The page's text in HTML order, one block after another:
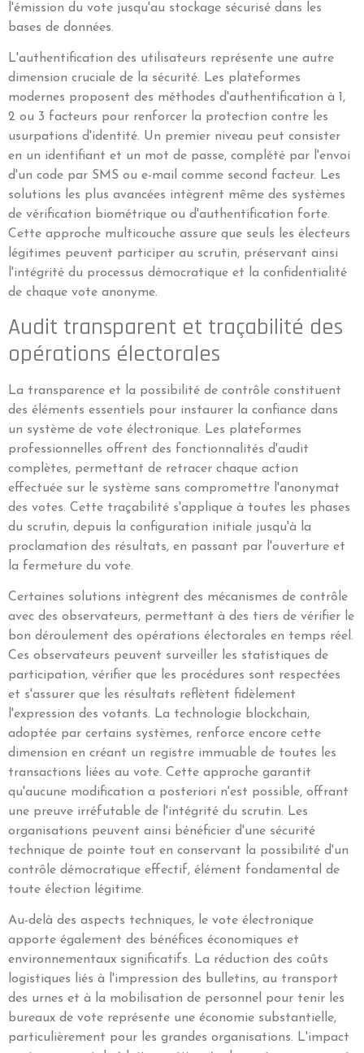
l'émission du vote jusqu'au stockage sécurisé dans les
bases de données.
L'authentification des utilisateurs représente une autre
dimension cruciale de la sécurité. Les plateformes
modernes proposent des méthodes d'authentification à 1,
2 ou 3 facteurs pour renforcer la protection contre les
usurpations d'identité. Un premier niveau peut consister
en un identifiant et un mot de passe, complété par l'envoi
d'un code par SMS ou e-mail comme second facteur. Les
solutions les plus avancées intègrent même des systèmes
de vérification biométrique ou d'authentification forte.
Cette approche multicouche assure que seuls les électeurs
légitimes peuvent participer au scrutin, préservant ainsi
l'intégrité du processus démocratique et la confidentialité
de chaque vote anonyme.
Audit transparent et traçabilité des
opérations électorales
La transparence et la possibilité de contrôle constituent
des éléments essentiels pour instaurer la confiance dans
un système de vote électronique. Les plateformes
professionnelles offrent des fonctionnalités d'audit
complètes, permettant de retracer chaque action
effectuée sur le système sans compromettre l'anonymat
des votes. Cette traçabilité s'applique à toutes les phases
du scrutin, depuis la configuration initiale jusqu'à la
proclamation des résultats, en passant par l'ouverture et
la fermeture du vote.
Certaines solutions intègrent des mécanismes de contrôle
avec des observateurs, permettant à des tiers de vérifier le
bon déroulement des opérations électorales en temps réel.
Ces observateurs peuvent surveiller les statistiques de
participation, vérifier que les procédures sont respectées
et s'assurer que les résultats reflètent fidèlement
l'expression des votants. La technologie blockchain,
adoptée par certains systèmes, renforce encore cette
dimension en créant un registre immuable de toutes les
transactions liées au vote. Cette approche garantit
qu'aucune modification a posteriori n'est possible, offrant
une preuve irréfutable de l'intégrité du scrutin. Les
organisations peuvent ainsi bénéficier d'une sécurité
technique de pointe tout en conservant la possibilité d'un
contrôle démocratique effectif, élément fondamental de
toute élection légitime.
Au-delà des aspects techniques, le vote électronique
apporte également des bénéfices économiques et
environnementaux significatifs. La réduction des coûts
logistiques liés à l'impression des bulletins, au transport
des urnes et à la mobilisation de personnel pour tenir les
bureaux de vote représente une économie substantielle,
particulièrement pour les grandes organisations. L'impact